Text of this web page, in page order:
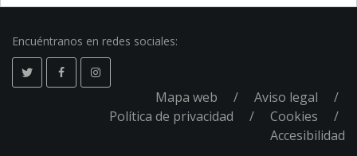
Encuéntranos en redes sociales:
Mapa web
Aviso legal
Política de privacidad
Cookies
Accesibilidad